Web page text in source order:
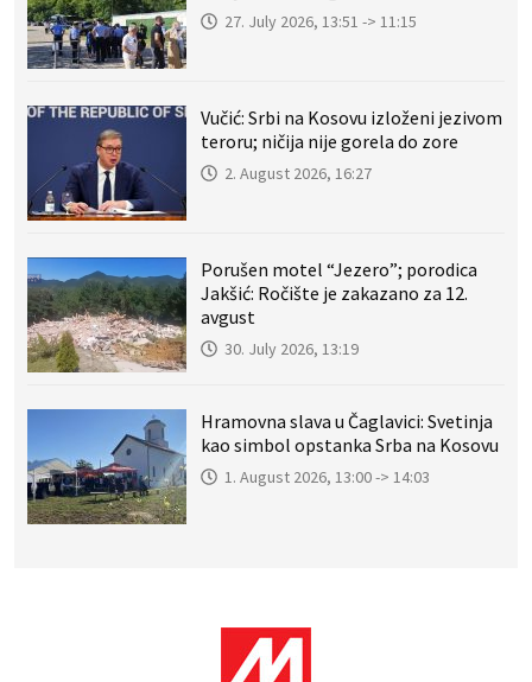
27. July 2026, 13:51 -> 11:15
Vučić: Srbi na Kosovu izloženi jezivom
teroru; ničija nije gorela do zore
2. August 2026, 16:27
Porušen motel “Jezero”; porodica
Jakšić: Ročište je zakazano za 12.
avgust
30. July 2026, 13:19
Hramovna slava u Čaglavici: Svetinja
kao simbol opstanka Srba na Kosovu
1. August 2026, 13:00 -> 14:03